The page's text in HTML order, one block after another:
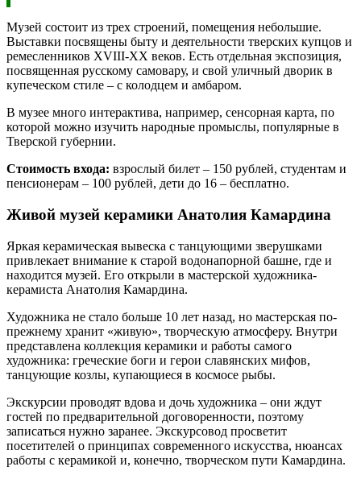
Музей состоит из трех строений, помещения небольшие.
Выставки посвящены быту и деятельности тверских купцов и
ремесленников XVIII-XX веков. Есть отдельная экспозиция,
посвященная русскому самовару, и свой уличный дворик в
купеческом стиле – с колодцем и амбаром.
В музее много интерактива, например, сенсорная карта, по
которой можно изучить народные промыслы, популярные в
Тверской губернии.
Стоимость входа: взрослый билет – 150 рублей, студентам и
пенсионерам – 100 рублей, дети до 16 – бесплатно.
Живой музей керамики Анатолия Камардина
Яркая керамическая вывеска с танцующими зверушками
привлекает внимание к старой водонапорной башне, где и
находится музей. Его открыли в мастерской художника-
керамиста Анатолия Камардина.
Художника не стало больше 10 лет назад, но мастерская по-
прежнему хранит «живую», творческую атмосферу. Внутри
представлена коллекция керамики и работы самого
художника: греческие боги и герои славянских мифов,
танцующие козлы, купающиеся в космосе рыбы.
Экскурсии проводят вдова и дочь художника – они ждут
гостей по предварительной договоренности, поэтому
записаться нужно заранее. Экскурсовод просветит
посетителей о принципах современного искусства, нюансах
работы с керамикой и, конечно, творческом пути Камардина.